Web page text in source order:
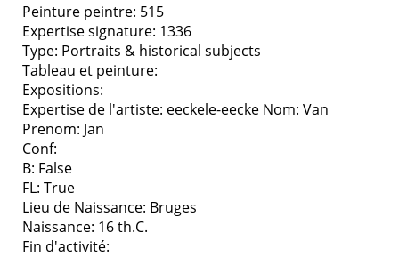
Peinture peintre: 515
Expertise signature: 1336
Type: Portraits & historical subjects
Tableau et peinture:
Expositions:
Expertise de l'artiste: eeckele-eecke Nom: Van
Prenom: Jan
Conf:
B: False
FL: True
Lieu de Naissance: Bruges
Naissance: 16 th.C.
Fin d'activité: